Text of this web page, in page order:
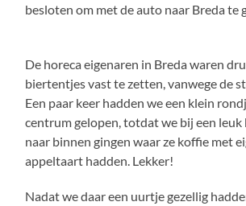
besloten om met de auto naar Breda te
De horeca eigenaren in Breda waren
biertentjes vast te zetten, vanwege de
Een paar keer hadden we een klein
centrum gelopen, totdat we bij een leuk
naar binnen gingen waar ze koffie met
appeltaart hadden. Lekker!
Nadat we daar een uurtje gezellig